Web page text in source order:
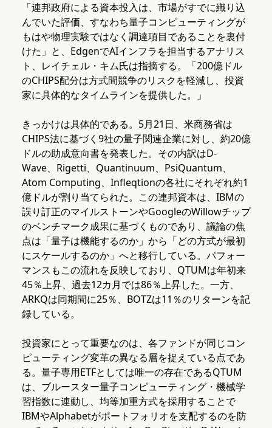
「連邦政府による資本投入は、市場がすでに織り込
んでいた評価、すなわち量子コンピューティングが
もはや物理実験ではなく調達項目であることを裏付
けた」と、EdgenでAIインフラを担当するアナリス
ト、レイチェル・キム氏は指摘する。「200億ドル
のCHIPS配分は方式間競争のリスクを軽減し、投資
家に具体的なタイムラインを提供した。」
きっかけは具体的である。5月21日、米商務省は
CHIPS法に基づく9社の量子関連企業に対し、約20億
ドルの助成意向書を発表した。その内訳はD-
Wave、Rigetti、Quantinuum、PsiQuantum、
Atom Computing、Infleqtionの各社にそれぞれ約1
億ドルが割り当てられた。この連邦資本は、IBMの
誤り訂正のマイルストーンやGoogleのWillowチップ
のベンチマーク成果に基づくものであり、議論の焦
点は「量子は機能するのか」から「どの方式が最初
にスケールするのか」へと移行している。パフォー
マンスもこの流れを反映しており、QTUMは年初来
45％上昇、過去12カ月では86％上昇した。一方、
ARKQは同期間に25％、BOTZは11％のリターンを記
録している。
投資家にとって重要なのは、各ファンドが同じコン
ピューティング変革の異なる層を捉えている点であ
る。量子専用ETFとしては唯一の存在であるQTUM
は、ブルースター量子コンピューティング・機械学
習指数に連動し、均等加重方式を採用することで
IBMやAlphabetがポートフォリオを支配するのを防